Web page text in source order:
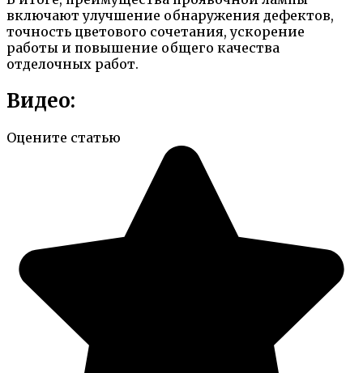
включают улучшение обнаружения дефектов,
точность цветового сочетания, ускорение
работы и повышение общего качества
отделочных работ.
Видео:
Оцените статью